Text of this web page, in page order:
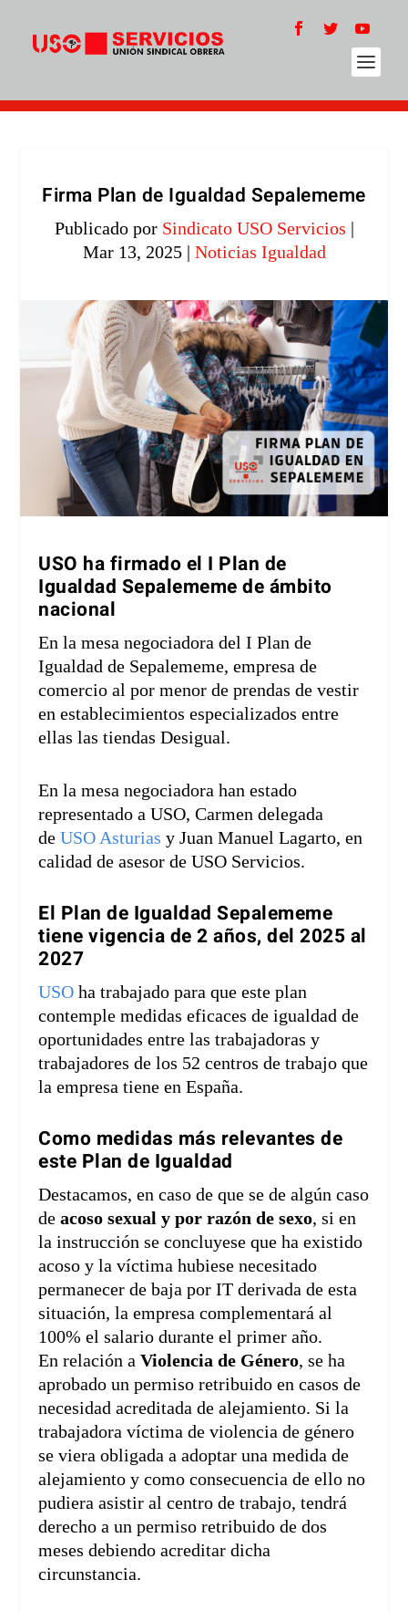
Firma Plan de Igualdad Sepalememe
Publicado por Sindicato USO Servicios |
Mar 13, 2025| Noticias Igualdad
USO ha firmado el I Plan de
Igualdad Sepalememe de ámbito
nacional
En la mesa negociadora del I Plan de
Igualdad de Sepalememe, empresa de
comercio al por menor de prendas de vestir
en establecimientos especializados entre
ellas las tiendas Desigual.
En la mesa negociadora han estado
representado a USO, Carmen delegada
deUSO Asturias y Juan Manuel Lagarto, en
calidad de asesor de USO Servicios.
El Plan de Igualdad Sepalememe
tiene vigencia de 2 años, del 2025 al
2027
USO ha trabajado para que este plan
contemple medidas eficaces de igualdad de
oportunidades entre las trabajadoras y
trabajadores de los 52 centros de trabajo que
la empresa tiene en España.
Como medidas más relevantes de
este Plan de Igualdad
Destacamos, en caso de que se de algún caso
deacoso sexual y por razón de sexo, si en
la instrucción se concluyese que ha existido
acoso y la víctima hubiese necesitado
permanecer de baja por IT derivada de esta
situación, la empresa complementará al
100% el salario durante el primer año.
En relación aViolencia de Género, se ha
aprobado un permiso retribuido en casos de
necesidad acreditada de alejamiento. Si la
trabajadora víctima de violencia de género
se viera obligada a adoptar una medida de
alejamiento y como consecuencia de ello no
pudiera asistir al centro de trabajo, tendrá
derecho a un permiso retribuido de dos
meses debiendo acreditar dicha
circunstancia.